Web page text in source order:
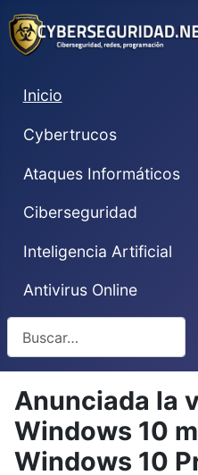
Inicio
Cybertrucos
Ataques Informáticos
Ciberseguridad
Inteligencia Artificial
Antivirus Online
Anunciada la
Windows 10
Windows 10